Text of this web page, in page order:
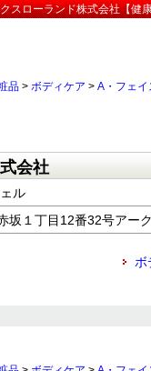
スローランド株式会社【健
品 > ボディケア > A・フェ
会社
ル
１丁目12番32号アー
ボ